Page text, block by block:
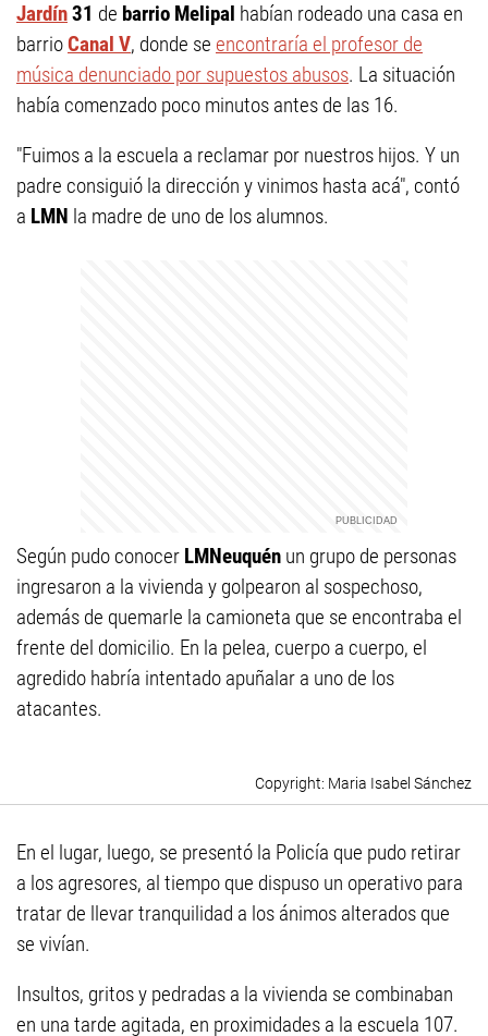
Jardín31 de barrio Melipal habían rodeado una casa en
barrioCanal V, donde se encontraría el profesor de
música denunciado por supuestos abusos. La situación
había comenzado poco minutos antes de las 16.
"Fuimos a la escuela a reclamar por nuestros hijos. Y un
padre consiguió la dirección y vinimos hasta acá", contó
a LMN la madre de uno de los alumnos.
Según pudo conocer LMNeuquén un grupo de personas
ingresaron a la vivienda y golpearon al sospechoso,
además de quemarle la camioneta que se encontraba el
frente del domicilio. En la pelea, cuerpo a cuerpo, el
agredido habría intentado apuñalar a uno de los
atacantes.
Maria Isabel Sánchez
En el lugar, luego, se presentó la Policía que pudo retirar
a los agresores, al tiempo que dispuso un operativo para
tratar de llevar tranquilidad a los ánimos alterados que
se vivían.
Insultos, gritos y pedradas a la vivienda se combinaban
en una tarde agitada, en proximidades a la escuela 107.